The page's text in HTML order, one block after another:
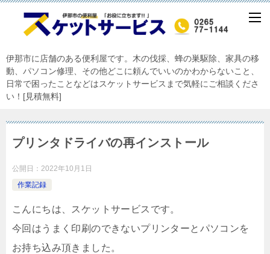
伊那市に店舗のある便利屋です。木の伐採、蜂の巣駆除、家具の移
動、パソコン修理、その他どこに頼んでいいのかわからないこと、
日常で困ったことなどはスケットサービスまで気軽にご相談くださ
い！[見積無料]
プリンタドライバの再インストール
公開日： 2022年10月1日
作業記録
こんにちは、スケットサービスです。
今回はうまく印刷のできないプリンターとパソコンを
お持ち込み頂きました。